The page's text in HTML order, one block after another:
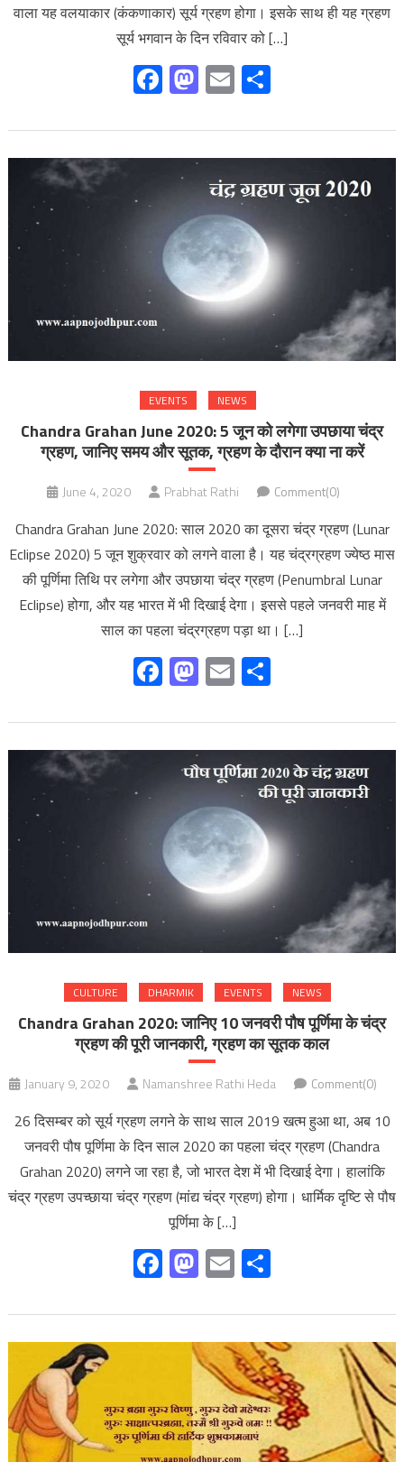
वाला यह वलयाकार (कंकणाकार) सूर्य ग्रहण होगा। इसके साथ ही यह ग्रहण
सूर्य भगवान के दिन रविवार को […]
Facebook
Mastodon
Email
EVENTS NEWS
Chandra Grahan June 2020: 5 जून को लगेगा उपछाया चंद्र
ग्रहण, जानिए समय और सूतक, ग्रहण के दौरान क्या ना करें
June 4, 2020 Prabhat Rathi Comment(0)
Chandra Grahan June 2020: साल 2020 का दूसरा चंद्र ग्रहण (Lunar
Eclipse 2020) 5 जून शुक्रवार को लगने वाला है। यह चंद्रग्रहण ज्येष्ठ मास
की पूर्णिमा तिथि पर लगेगा और उपछाया चंद्र ग्रहण (Penumbral Lunar
Eclipse) होगा, और यह भारत में भी दिखाई देगा। इससे पहले जनवरी माह में
साल का पहला चंद्रग्रहण पड़ा था। […]
Facebook
Mastodon
Email
CULTURE DHARMIK EVENTS NEWS
Chandra Grahan 2020: जानिए 10 जनवरी पौष पूर्णिमा के चंद्र
ग्रहण की पूरी जानकारी, ग्रहण का सूतक काल
January 9, 2020 Namanshree Rathi Heda Comment(0)
26 दिसम्बर को सूर्य ग्रहण लगने के साथ साल 2019 खत्म हुआ था, अब 10
जनवरी पौष पूर्णिमा के दिन साल 2020 का पहला चंद्र ग्रहण (Chandra
Grahan 2020) लगने जा रहा है, जो भारत देश में भी दिखाई देगा। हालांकि
चंद्र ग्रहण उपच्छाया चंद्र ग्रहण (मांद्य चंद्र ग्रहण) होगा। धार्मिक दृष्टि से पौष
पूर्णिमा के […]
Facebook
Mastodon
Email